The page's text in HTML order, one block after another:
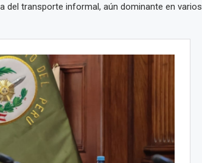
del transporte informal, aún dominante en varios